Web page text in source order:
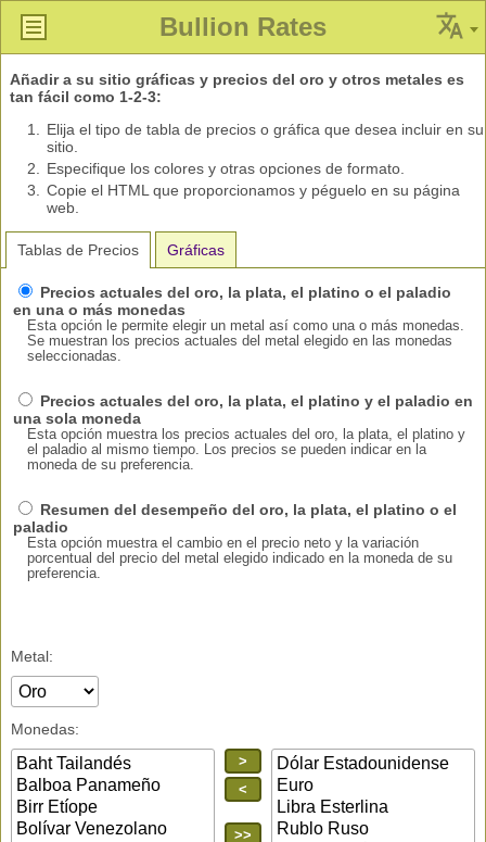
Bullion Rates
Añadir a su sitio gráficas y precios del oro y otros metales es
tan fácil como 1-2-3:
Elija el tipo de tabla de precios o gráfica que desea incluir en su
sitio.
Especifique los colores y otras opciones de formato.
Copie el HTML que proporcionamos y péguelo en su página
web.
Tablas de Precios Gráficas
Precios actuales del oro, la plata, el platino o el paladio
en una o más monedas
Esta opción le permite elegir un metal así como una o más monedas.
Se muestran los precios actuales del metal elegido en las monedas
seleccionadas.
Precios actuales del oro, la plata, el platino y el paladio en
una sola moneda
Esta opción muestra los precios actuales del oro, la plata, el platino y
el paladio al mismo tiempo. Los precios se pueden indicar en la
moneda de su preferencia.
Resumen del desempeño del oro, la plata, el platino o el
paladio
Esta opción muestra el cambio en el precio neto y la variación
porcentual del precio del metal elegido indicado en la moneda de su
preferencia.
Metal:
Monedas:
>
<
>>